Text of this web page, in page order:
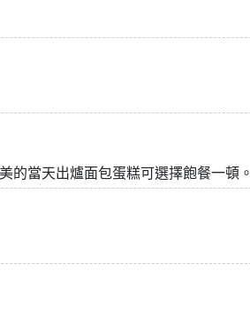
的當天出爐面包蛋糕可選擇飽餐一頓。